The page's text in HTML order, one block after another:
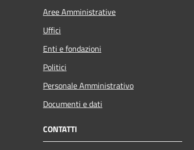
Aree Amministrative
Uffici
Enti e fondazioni
Politici
Personale Amministrativo
Documenti e dati
CONTATTI